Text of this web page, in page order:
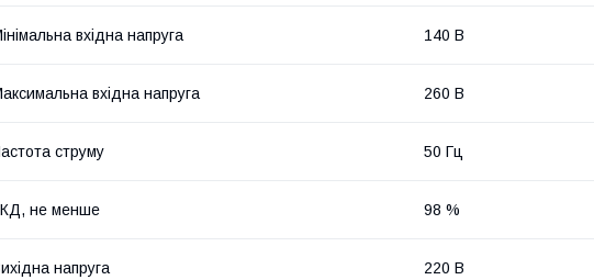
вхідна напруга 140 В
вхідна напруга 260 В
струму 50 Гц
не менше 98 %
напруга 220 В